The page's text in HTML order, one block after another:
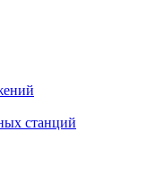
станций